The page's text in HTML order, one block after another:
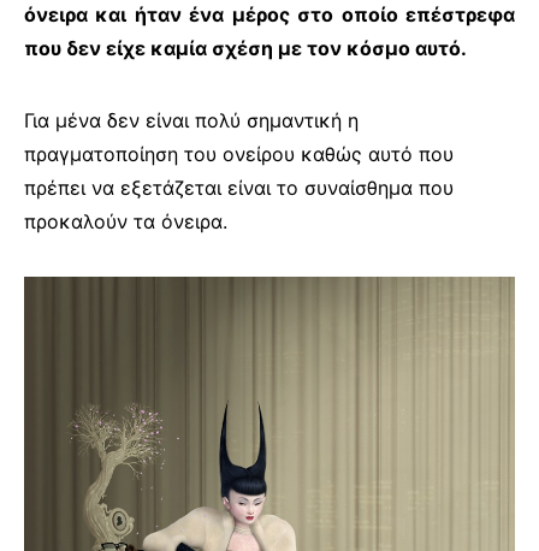
όνειρα και ήταν ένα μέρος στο οποίο επέστρεφα
που δεν είχε καμία σχέση με τον κόσμο αυτό.
Για μένα δεν είναι πολύ σημαντική η
πραγματοποίηση του ονείρου καθώς αυτό που
πρέπει να εξετάζεται είναι το συναίσθημα που
προκαλούν τα όνειρα.